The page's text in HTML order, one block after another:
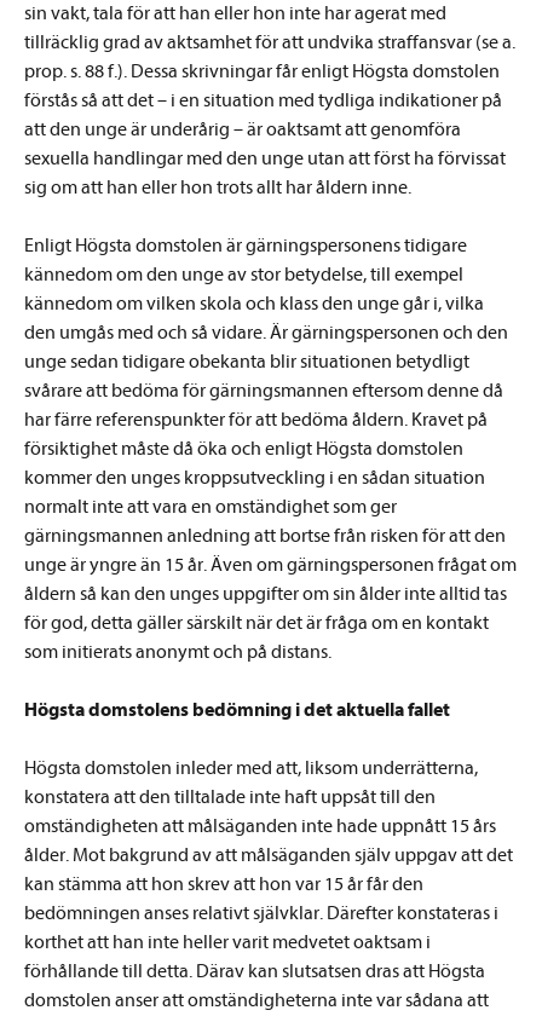
sin vakt, tala för att han eller hon inte har agerat med
tillräcklig grad av aktsamhet för att undvika straffansvar (se a.
prop. s. 88 f.). Dessa skrivningar får enligt Högsta domstolen
förstås så att det – i en situation med tydliga indikationer på
att den unge är underårig – är oaktsamt att genomföra
sexuella handlingar med den unge utan att först ha förvissat
sig om att han eller hon trots allt har åldern inne.
Enligt Högsta domstolen är gärningspersonens tidigare
kännedom om den unge av stor betydelse, till exempel
kännedom om vilken skola och klass den unge går i, vilka
den umgås med och så vidare. Är gärningspersonen och den
unge sedan tidigare obekanta blir situationen betydligt
svårare att bedöma för gärningsmannen eftersom denne då
har färre referenspunkter för att bedöma åldern. Kravet på
försiktighet måste då öka och enligt Högsta domstolen
kommer den unges kroppsutveckling i en sådan situation
normalt inte att vara en omständighet som ger
gärningsmannen anledning att bortse från risken för att den
unge är yngre än 15 år. Även om gärningspersonen frågat om
åldern så kan den unges uppgifter om sin ålder inte alltid tas
för god, detta gäller särskilt när det är fråga om en kontakt
som initierats anonymt och på distans.
Högsta domstolens bedömning i det aktuella fallet
Högsta domstolen inleder med att, liksom underrätterna,
konstatera att den tilltalade inte haft uppsåt till den
omständigheten att målsäganden inte hade uppnått 15 års
ålder. Mot bakgrund av att målsäganden själv uppgav att det
kan stämma att hon skrev att hon var 15 år får den
bedömningen anses relativt självklar. Därefter konstateras i
korthet att han inte heller varit medvetet oaktsam i
förhållande till detta. Därav kan slutsatsen dras att Högsta
domstolen anser att omständigheterna inte var sådana att